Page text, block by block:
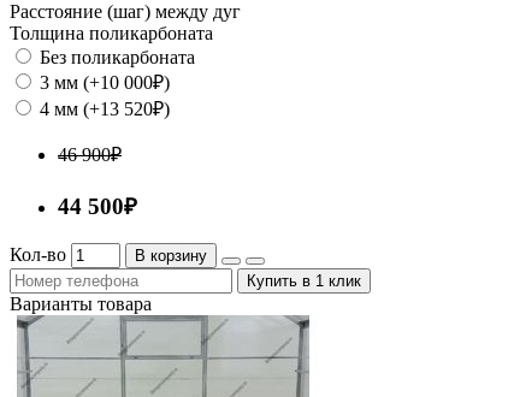
Расстояние (шаг) между дуг
Толщина поликарбоната
Без поликарбоната
3 мм (+10 000₽)
4 мм (+13 520₽)
46 900₽
44 500₽
Кол-во
В корзину
Купить в 1 клик
Варианты товара